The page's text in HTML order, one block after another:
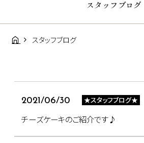
スタッフブログ
スタッフブログ
2021/06/30 ★スタッフブログ★
チーズケーキのご紹介です♪